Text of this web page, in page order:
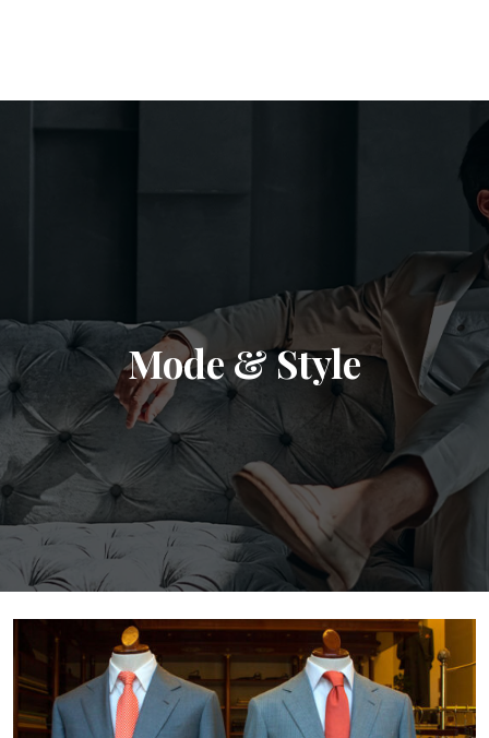
Mode & Style